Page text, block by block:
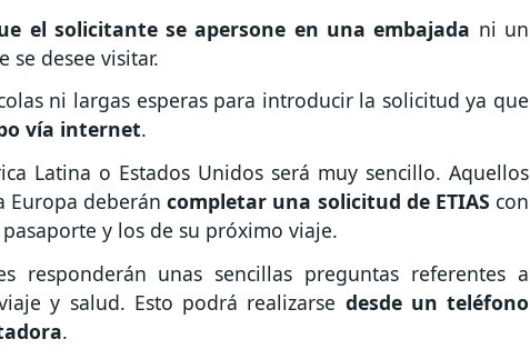
el solicitante se apersone en una embajada ni un
se desee visitar.
ni largas esperas para introducir la solicitud ya que
vía internet.
Latina o Estados Unidos será muy sencillo. Aquellos
Europa deberáncompletar una solicitud de ETIAS con
y los de su próximo viaje.
responderán unas sencillas preguntas referentes a
y salud. Esto podrá realizarse desde un teléfono
.